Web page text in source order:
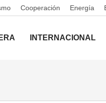
Cooperación Energía
INTERNACIONAL